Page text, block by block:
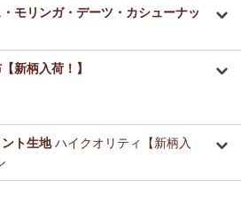
アート～シャターニ（アフリカの精
袋～2025.12/20（土）予約販売開始
1年間の感謝をこめて
≪数量限定販売
使用しています。
、カンガのデザインがいいアクセントに
ーツへのご感想
買えてうれしいです。
モリンガ・デーツ・カシューナッ
新柄入荷！】
ト生地ハイクオリティ【新柄入